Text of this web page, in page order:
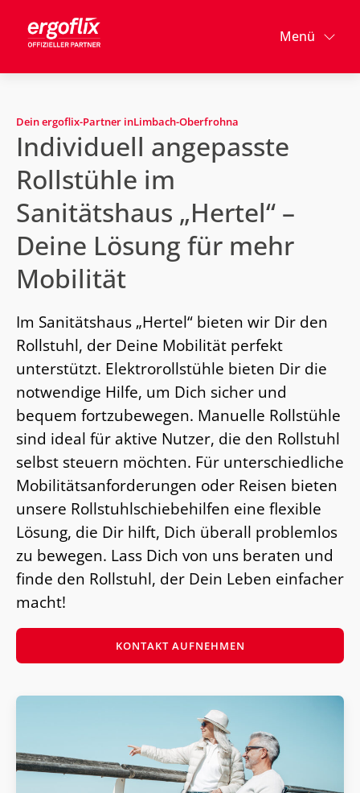
Menü
Dein ergoflix-Partner inLimbach-Oberfrohna
Individuell angepasste
Rollstühle im
Sanitätshaus „Hertel“ –
Deine Lösung für mehr
Mobilität
Im Sanitätshaus „Hertel“ bieten wir Dir den
Rollstuhl, der Deine Mobilität perfekt
unterstützt. Elektrorollstühle bieten Dir die
notwendige Hilfe, um Dich sicher und
bequem fortzubewegen. Manuelle Rollstühle
sind ideal für aktive Nutzer, die den Rollstuhl
selbst steuern möchten. Für unterschiedliche
Mobilitätsanforderungen oder Reisen bieten
unsere Rollstuhlschiebehilfen eine flexible
Lösung, die Dir hilft, Dich überall problemlos
zu bewegen. Lass Dich von uns beraten und
finde den Rollstuhl, der Dein Leben einfacher
macht!
KONTAKT AUFNEHMEN